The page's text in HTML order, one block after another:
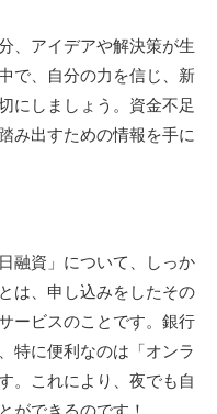
、アイデアや解決策が生
で、自分の力を信じ、新
にしましょう。資金不足
み出すための情報を手に
融資」について、しっか
は、申し込みをしたその
ービスのことです。銀行
特に便利なのは「オンラ
。これにより、夜でも自
ができるのです！